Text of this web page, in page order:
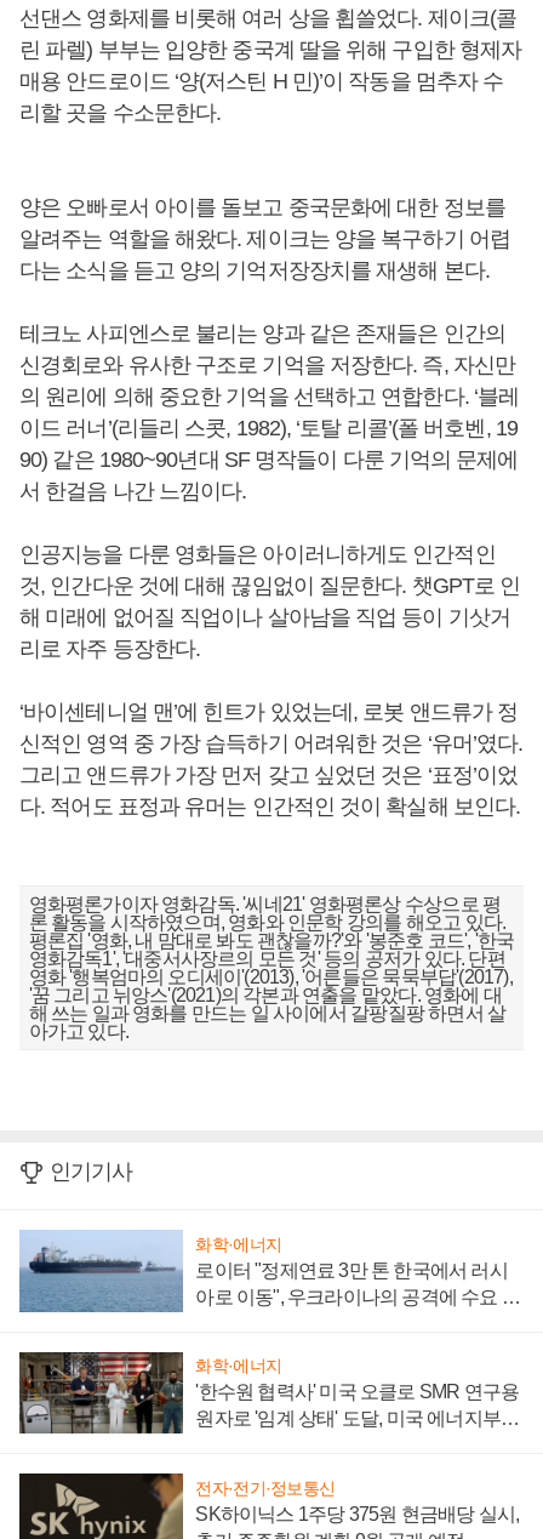
선댄스 영화제를 비롯해 여러 상을 휩쓸었다. 제이크(콜
린 파렐) 부부는 입양한 중국계 딸을 위해 구입한 형제자
매용 안드로이드 ‘양(저스틴 H 민)’이 작동을 멈추자 수
리할 곳을 수소문한다.
양은 오빠로서 아이를 돌보고 중국문화에 대한 정보를
알려주는 역할을 해왔다. 제이크는 양을 복구하기 어렵
다는 소식을 듣고 양의 기억저장장치를 재생해 본다.
테크노 사피엔스로 불리는 양과 같은 존재들은 인간의
신경회로와 유사한 구조로 기억을 저장한다. 즉, 자신만
의 원리에 의해 중요한 기억을 선택하고 연합한다. ‘블레
이드 러너’(리들리 스콧, 1982), ‘토탈 리콜’(폴 버호벤, 19
90) 같은 1980~90년대 SF 명작들이 다룬 기억의 문제에
서 한걸음 나간 느낌이다.
인공지능을 다룬 영화들은 아이러니하게도 인간적인
것, 인간다운 것에 대해 끊임없이 질문한다. 챗GPT로 인
해 미래에 없어질 직업이나 살아남을 직업 등이 기삿거
리로 자주 등장한다.
‘바이센테니얼 맨’에 힌트가 있었는데, 로봇 앤드류가 정
신적인 영역 중 가장 습득하기 어려워한 것은 ‘유머’였다.
그리고 앤드류가 가장 먼저 갖고 싶었던 것은 ‘표정’이었
다. 적어도 표정과 유머는 인간적인 것이 확실해 보인다.
영화평론가이자 영화감독. '씨네21' 영화평론상 수상으로 평
론 활동을 시작하였으며, 영화와 인문학 강의를 해오고 있다.
평론집 '영화, 내 맘대로 봐도 괜찮을까?'와 '봉준호 코드', '한국
영화감독1', '대중서사장르의 모든 것' 등의 공저가 있다. 단편
영화 '행복엄마의 오디세이'(2013), '어른들은 묵묵부답'(2017),
'꿈 그리고 뉘앙스'(2021)의 각본과 연출을 맡았다. 영화에 대
해 쓰는 일과 영화를 만드는 일 사이에서 갈팡질팡 하면서 살
아가고 있다.
인기기사
화학·에너지
로이터 "정제연료 3만 톤 한국에서 러시
아로 이동", 우크라이나의 공격에 수요 늘
화학·에너지
'한수원 협력사' 미국 오클로 SMR 연구용
원자로 '임계 상태' 도달, 미국 에너지부
전자·전기·정보통신
SK하이닉스 1주당 375원 현금배당 실시,